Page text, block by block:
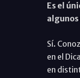
Es el
algunos
Sí.
en el
en